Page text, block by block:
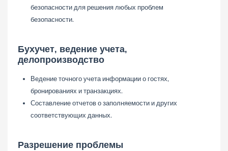
безопасности для решения любых проблем
безопасности.
Бухучет, ведение учета,
делопроизводство
Ведение точного учета информации о гостях,
бронированиях и транзакциях.
Составление отчетов о заполняемости и других
соответствующих данных.
Разрешение проблемы